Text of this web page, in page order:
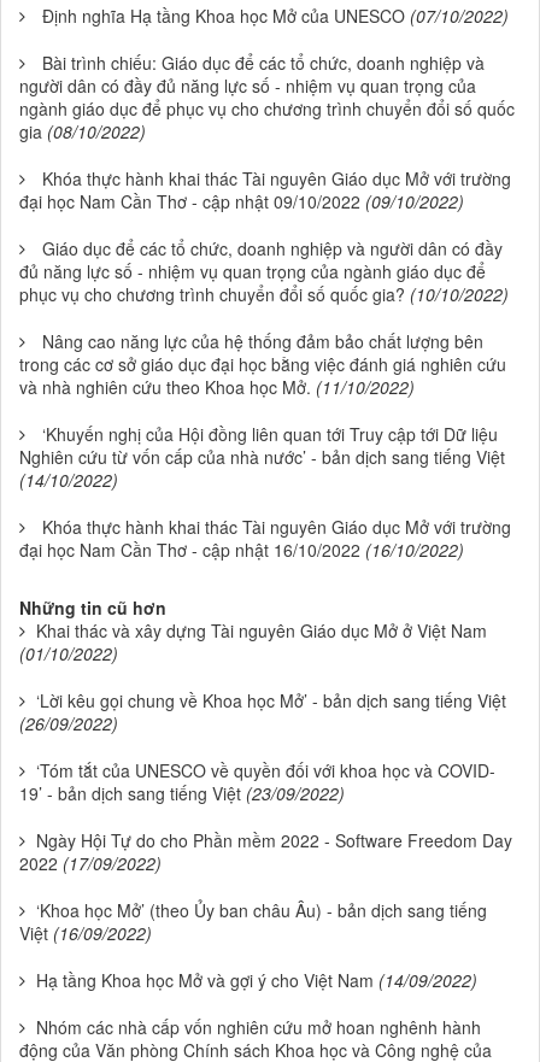
Định nghĩa Hạ tầng Khoa học Mở của UNESCO (07/10/2022)
Bài trình chiếu: Giáo dục để các tổ chức, doanh nghiệp và
người dân có đầy đủ năng lực số - nhiệm vụ quan trọng của
ngành giáo dục để phục vụ cho chương trình chuyển đổi số quốc
gia (08/10/2022)
Khóa thực hành khai thác Tài nguyên Giáo dục Mở với trường
đại học Nam Cần Thơ - cập nhật 09/10/2022 (09/10/2022)
Giáo dục để các tổ chức, doanh nghiệp và người dân có đầy
đủ năng lực số - nhiệm vụ quan trọng của ngành giáo dục để
phục vụ cho chương trình chuyển đổi số quốc gia? (10/10/2022)
Nâng cao năng lực của hệ thống đảm bảo chất lượng bên
trong các cơ sở giáo dục đại học bằng việc đánh giá nghiên cứu
và nhà nghiên cứu theo Khoa học Mở. (11/10/2022)
‘Khuyến nghị của Hội đồng liên quan tới Truy cập tới Dữ liệu
Nghiên cứu từ vốn cấp của nhà nước’ - bản dịch sang tiếng Việt
(14/10/2022)
Khóa thực hành khai thác Tài nguyên Giáo dục Mở với trường
đại học Nam Cần Thơ - cập nhật 16/10/2022 (16/10/2022)
Những tin cũ hơn
Khai thác và xây dựng Tài nguyên Giáo dục Mở ở Việt Nam
(01/10/2022)
‘Lời kêu gọi chung về Khoa học Mở’ - bản dịch sang tiếng Việt
(26/09/2022)
‘Tóm tắt của UNESCO về quyền đối với khoa học và COVID-
19’ - bản dịch sang tiếng Việt (23/09/2022)
Ngày Hội Tự do cho Phần mềm 2022 - Software Freedom Day
2022 (17/09/2022)
‘Khoa học Mở’ (theo Ủy ban châu Âu) - bản dịch sang tiếng
Việt (16/09/2022)
Hạ tầng Khoa học Mở và gợi ý cho Việt Nam (14/09/2022)
Nhóm các nhà cấp vốn nghiên cứu mở hoan nghênh hành
động của Văn phòng Chính sách Khoa học và Công nghệ của